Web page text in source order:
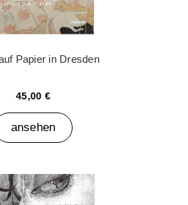
Papier in Dresden
45,00 €
ansehen